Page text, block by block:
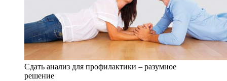
Сдать анализ для профилактики – разумное
решение